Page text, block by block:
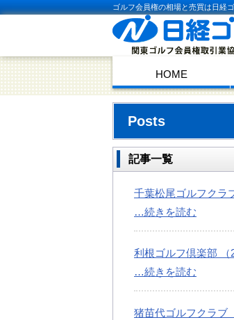
ゴルフ会員権の相場と売買は日経
HOME
Posts
記事一覧
千葉松尾ゴルフクラ
…続きを読む
利根ゴルフ倶楽部 （
…続きを読む
猪苗代ゴルフクラブ